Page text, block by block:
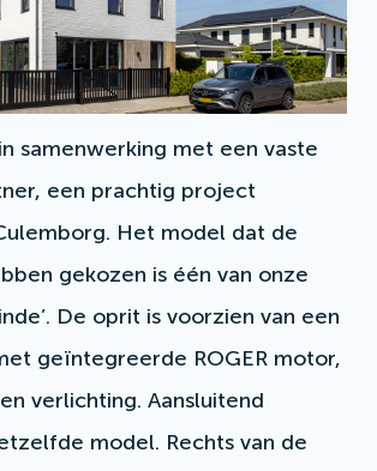
samenwerking met een vaste
een prachtig project
Het model dat de
gekozen is één van onze
De oprit is voorzien van een
geïntegreerde ROGER motor,
verlichting. Aansluitend
model. Rechts van de